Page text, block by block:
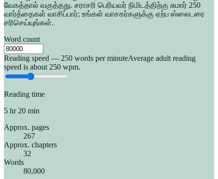
வேகத்தால் வகுத்தது. சராசரி பெரியவர் நிமிடத்திற்கு சுமார் 250
வார்த்தைகள் வாசிப்பார்; உங்கள் வாசகர்களுக்கு ஏற்ப ஸ்லைடரை
சரிசெய்யுங்கள்.
Word count
Reading speed — 250 words per minuteAverage adult reading
speed is about 250 wpm.
Reading time
5 hr 20 min
Approx. pages
267
Approx. chapters
32
Words
80,000